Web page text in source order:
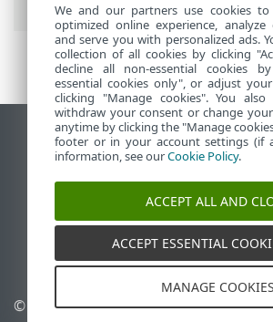
Prikaži stranicu za radnu
End of Life
ESET-ova baza znanja
ESET Status Portal
Regionalna podrška
© 1992 - 2026 ESET, spol. s
We and our partners use cookies
optimized online experience,
and serve you with personalized ads.
collection of all cookies by clicking
decline all non-essential cookies
essential cookies only", or adjust
clicking "Manage cookies". You
withdraw your consent or change
anytime by clicking the "Manage
footer or in your account settings (if
information, see ourCookie Policy.
ACCEPT ALL AND
ACCEPT ESSENTIAL
MANAGE COOKIES